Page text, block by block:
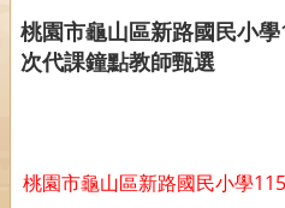
桃園市龜山區新路國民小
次代課鐘點教師甄選
桃園市龜山區新路國民小學115